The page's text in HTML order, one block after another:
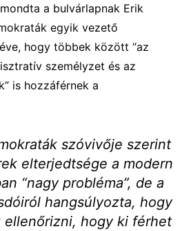
a bulvárlapnak Erik
egyik vezető
hogy többek között “az
személyzet és az
is hozzáférnek a
szóvivője szerint
elterjedtsége a modern
“nagy probléma”, de a
hangsúlyozta, hogy
ellenőrizni, hogy ki férhet